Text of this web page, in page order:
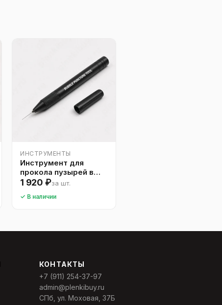
ИНСТРУМЕНТЫ
Инструмент для
прокола пузырей в
ппф
1 920 ₽за шт.
✓ В наличии
КОНТАКТЫ
+7 (911) 254-37-97
admin@plenkibuy.ru
СПб, ул. Моховая, 37Б